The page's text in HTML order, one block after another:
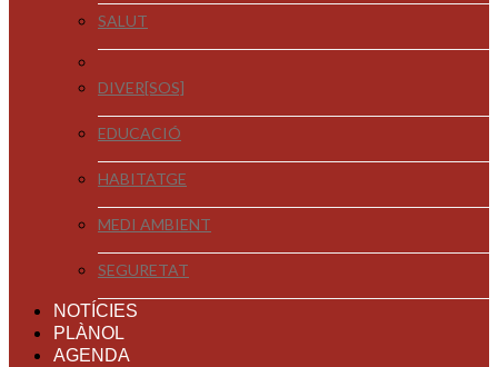
SALUT
DIVER[SOS]
EDUCACIÓ
HABITATGE
MEDI AMBIENT
SEGURETAT
NOTÍCIES
PLÀNOL
AGENDA